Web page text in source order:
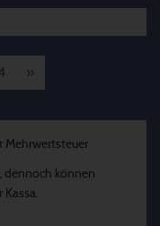
»
Mehrwertsteuer
dennoch können